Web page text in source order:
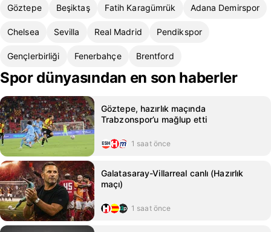
Göztepe Beşiktaş Fatih Karagümrük Adana Demirspor
Chelsea Sevilla Real Madrid Pendikspor
Gençlerbirliği Fenerbahçe Brentford
Spor dünyasından en son haberler
Göztepe, hazırlık maçında
Trabzonspor’u mağlup etti
1 saat önce
Galatasaray-Villarreal canlı (Hazırlık
maçı)
1 saat önce